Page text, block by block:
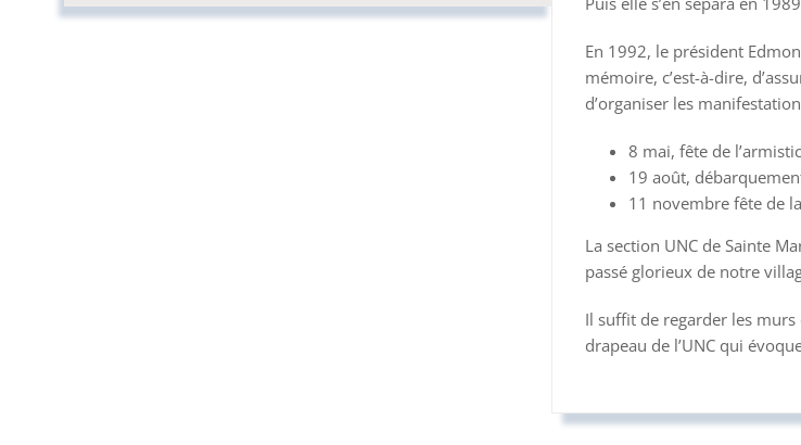
En 1992, le président
mémoire, c’est-à-dire,
d’organiser les
8 mai, fête de
19 août,
11 novembre fête de
La section UNC de Sainte
passé glorieux de notre
Il suffit de regarder les
drapeau de l’UNC qui